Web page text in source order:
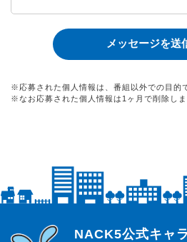
※応募された個人情報は、番組以外での目的
※なお応募された個人情報は1ヶ月で削除しま
らじっと君
NACK5公式キャ